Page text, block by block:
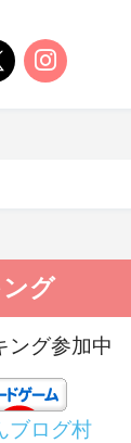
グ
ング参加中
ブログ村